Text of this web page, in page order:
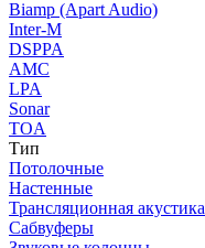
Biamp (Apart Audio)
Inter-M
DSPPA
AMC
LPA
Sonar
TOA
Тип
Потолочные
Настенные
Трансляционная акустика
Сабвуферы